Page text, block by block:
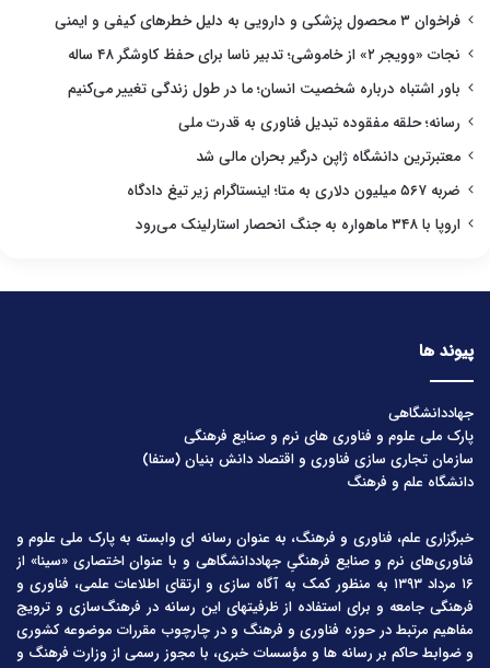
فراخوان ۳ محصول پزشکی و دارویی به دلیل خطرهای کیفی و ایمنی
نجات «وویجر ۲» از خاموشی؛ تدبیر ناسا برای حفظ کاوشگر ۴۸ ساله
باور اشتباه درباره شخصیت انسان؛ ما در طول زندگی تغییر می‌کنیم
رسانه؛ حلقه مفقوده تبدیل فناوری به قدرت ملی
معتبرترین دانشگاه ژاپن درگیر بحران مالی شد
ضربه ۵۶۷ میلیون دلاری به متا؛ اینستاگرام زیر تیغ دادگاه
اروپا با ۳۴۸ ماهواره به جنگ انحصار استارلینک می‌رود
پیوند ها
جهاددانشگاهی
پارک ملی علوم و فناوری های نرم و صنایع فرهنگی
سازمان تجاری سازی فناوری و اقتصاد دانش بنیان (ستفا)
دانشگاه علم و فرهنگ
خبرگزاری علم، فناوری و فرهنگ، به عنوان رسانه ای وابسته به پارک ملی علوم و
فناوری‌های نرم و صنایع فرهنگیِ جهاددانشگاهی و با عنوان اختصاری «سینا» از
۱۶ مرداد ۱۳۹۳ به منظور کمک به آگاه سازی و ارتقای اطلاعات علمی، فناوری و
فرهنگی جامعه و برای استفاده از ظرفیتهای این رسانه در فرهنگ‌سازی و ترویج
مفاهیم مرتبط در حوزه فناوری و فرهنگ و در چارچوب مقررات موضوعه کشوری
و ضوابط حاکم بر رسانه ها و مؤسسات خبری، با مجوز رسمی از وزارت فرهنگ و